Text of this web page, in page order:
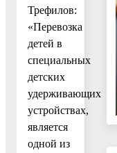
Трефилов:
«Перевозка
детей в
специальных
детских
удерживающих
устройствах,
является
одной из